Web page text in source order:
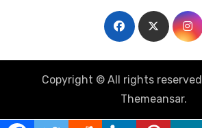
Copyright © All rights reserved
Themeansar.